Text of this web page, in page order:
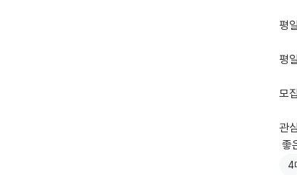
평
평
모
관
좋
4